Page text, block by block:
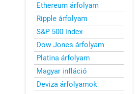
Ethereum árfolyam
Ripple árfolyam
S&P 500 index
Dow Jones árfolyam
Platina árfolyam
Magyar infláció
Deviza árfolyamok